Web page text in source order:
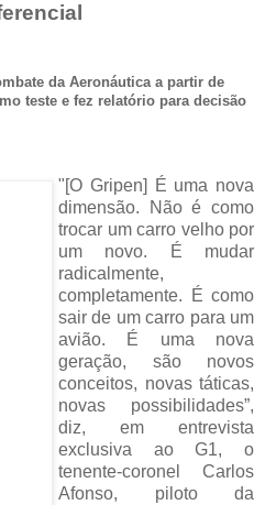
da Aeronáutica a partir de
teste e fez relatório para decisão
"[O Gripen] É uma nova
dimensão. Não é como
trocar um carro velho por
um novo. É mudar
radicalmente,
completamente. É como
sair de um carro para um
avião. É uma nova
geração, são novos
conceitos, novas táticas,
novas possibilidades”,
diz, em entrevista
exclusiva ao G1, o
tenente-coronel Carlos
Afonso, piloto da